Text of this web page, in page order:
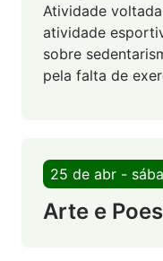
Atividade
atividade
sobre
pela falta de
25 de abr -
Arte e